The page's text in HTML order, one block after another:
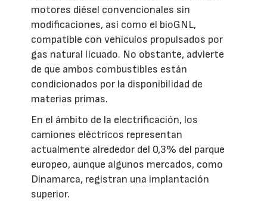
motores diésel convencionales sin
modificaciones, así como el bioGNL,
compatible con vehículos propulsados por
gas natural licuado. No obstante, advierte
de que ambos combustibles están
condicionados por la disponibilidad de
materias primas.
En el ámbito de la electrificación, los
camiones eléctricos representan
actualmente alrededor del 0,3% del parque
europeo, aunque algunos mercados, como
Dinamarca, registran una implantación
superior.